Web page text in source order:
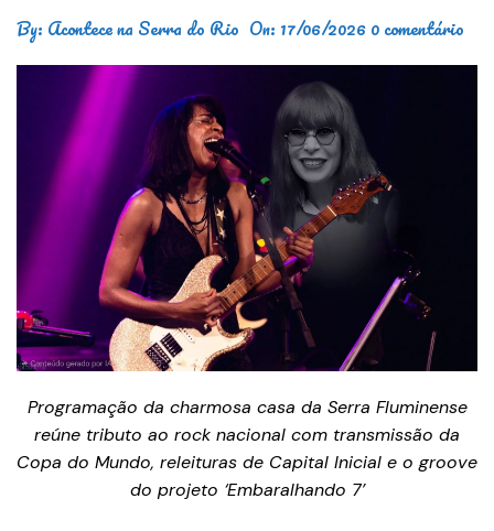
By: Acontece na Serra do Rio On: 17/06/20260 comentário
Programação da charmosa casa da Serra Fluminense
reúne tributo ao rock nacional com transmissão da
Copa do Mundo, releituras de Capital Inicial e o groove
do projeto ‘Embaralhando 7’